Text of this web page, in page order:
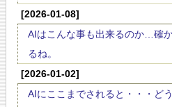
[2026-01-08]
AIはこんな事も出来るのか…確
るね。
[2026-01-02]
AIにここまでされると・・・ど